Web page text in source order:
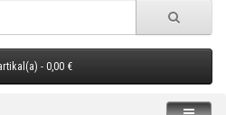
- 0,00 €